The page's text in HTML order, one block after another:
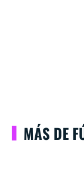
MÁS DE